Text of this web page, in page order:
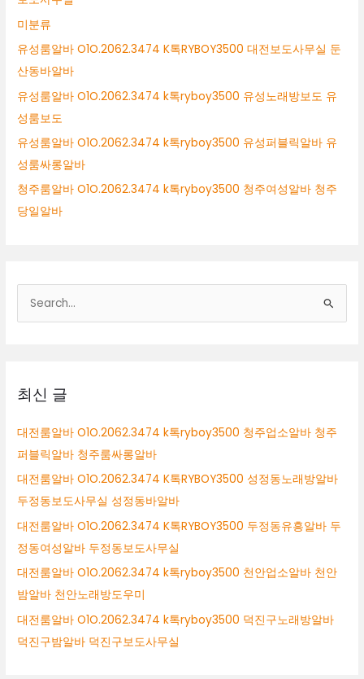
미분류
유성룸알바 O1O.2062.3474 K톡RYBOY3500 대전보도사무실 둔
산동바알바
유성룸알바 O1O.2062.3474 k톡ryboy3500 유성노래방보도 유
성룸보도
유성룸알바 O1O.2062.3474 k톡ryboy3500 유성퍼블릭알바 유
성룸싸롱알바
청주룸알바 O1O.2062.3474 k톡ryboy3500 청주여성알바 청주
당일알바
색
최신 글
대전룸알바 O1O.2062.3474 k톡ryboy3500 청주업소알바 청주
퍼블릭알바 청주룸싸롱알바
대전룸알바 O1O.2062.3474 K톡RYBOY3500 성정동노래방알바
두정동보도사무실 성정동바알바
대전룸알바 O1O.2062.3474 K톡RYBOY3500 두정동유흥알바 두
정동여성알바 두정동보도사무실
대전룸알바 O1O.2062.3474 k톡ryboy3500 천안업소알바 천안
밤알바 천안노래방도우미
대전룸알바 O1O.2062.3474 k톡ryboy3500 덕진구노래방알바
덕진구밤알바 덕진구보도사무실